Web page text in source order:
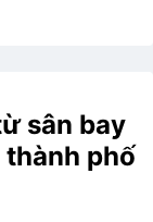
sân bay
thành phố